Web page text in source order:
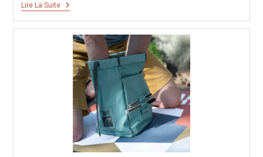
Lire La Suite
La
Vigoureuse,
Mais
France
Sursis.